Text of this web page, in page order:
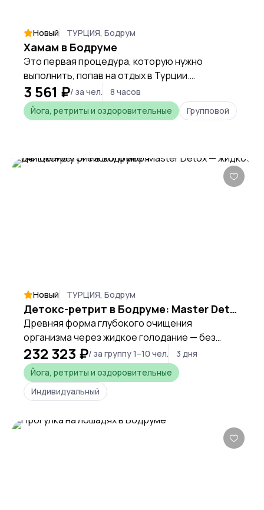
Новый ТУРЦИЯ, Бодрум
Хамам в Бодруме
Это первая процедура, которую нужно
выполнить, попав на отдых в Турции.
Идеальный загар гарантирован каждому
клиенту после пилинг массажа.
3 561 ₽/ за чел.
8 часов
Йога, ретриты и оздоровительные
Групповой
Новый ТУРЦИЯ, Бодрум
Детокс-ретрит в Бодруме: Master Detox — жидкое очищение у Эгейского моря
Древняя форма глубокого очищения
организма через жидкое голодание — без
стресса для тела. Программа Master Detox от
Vitalica Wellness проводится в 5-звёздочном Le
Méridien Bodrum Beach Resort на берегу
Эгейского моря.
232 323 ₽/ за группу 1–10 чел.
3 дня
Йога, ретриты и оздоровительные
Индивидуальный